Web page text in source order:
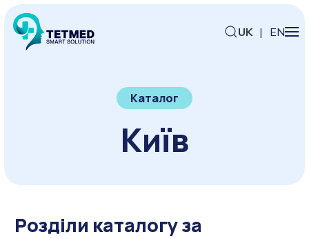
UK | EN
Каталог
Київ
Розділи каталогу за